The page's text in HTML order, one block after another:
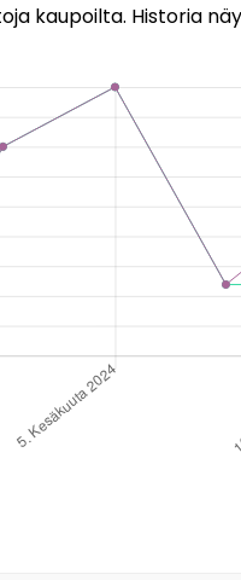
kaupoilta. Historia